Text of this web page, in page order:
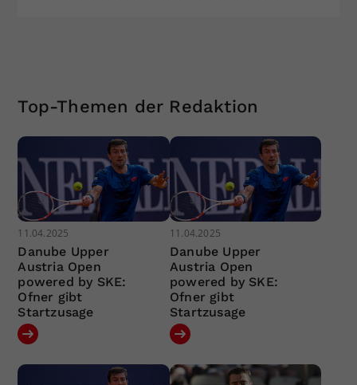
Top-Themen der Redaktion
11.04.2025
Danube Upper
Austria Open
powered by SKE:
Ofner gibt
Startzusage
11.04.2025
Danube Upper
Austria Open
powered by SKE:
Ofner gibt
Startzusage